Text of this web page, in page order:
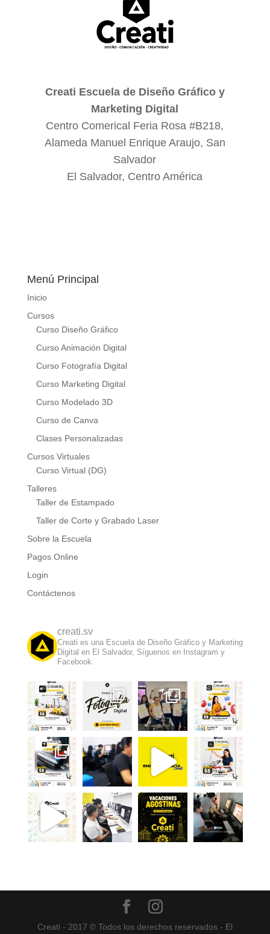
Creati Escuela de Diseño Gráfico y
Marketing Digital
Centro Comerical Feria Rosa #B218,
Alameda Manuel Enrique Araujo, San
Salvador
El Salvador, Centro América
Menú Principal
Inicio
Cursos
Curso Diseño Gráfico
Curso Animación Digital
Curso Fotografía Digital
Curso Marketing Digital
Curso Modelado 3D
Curso de Canva
Clases Personalizadas
Cursos Virtuales
Curso Virtual (DG)
Talleres
Taller de Estampado
Taller de Corte y Grabado Laser
Sobre la Escuela
Pagos Online
Login
Contáctenos
creati.sv
Creati es una Escuela de Diseño Gráfico y Marketing
Digital en El Salvador, Síguenos en Instagram y
Facebook.
Creati - 2017 © Todos los derechos reservados - El